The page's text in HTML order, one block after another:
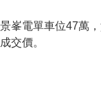
景峯電單車位47萬
交價。